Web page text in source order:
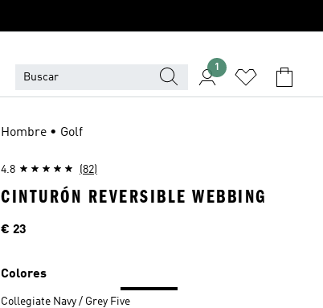
1
Hombre • Golf
4.8 (82)
CINTURÓN REVERSIBLE WEBBING
Precio
€ 23
Colores
Collegiate Navy / Grey Five